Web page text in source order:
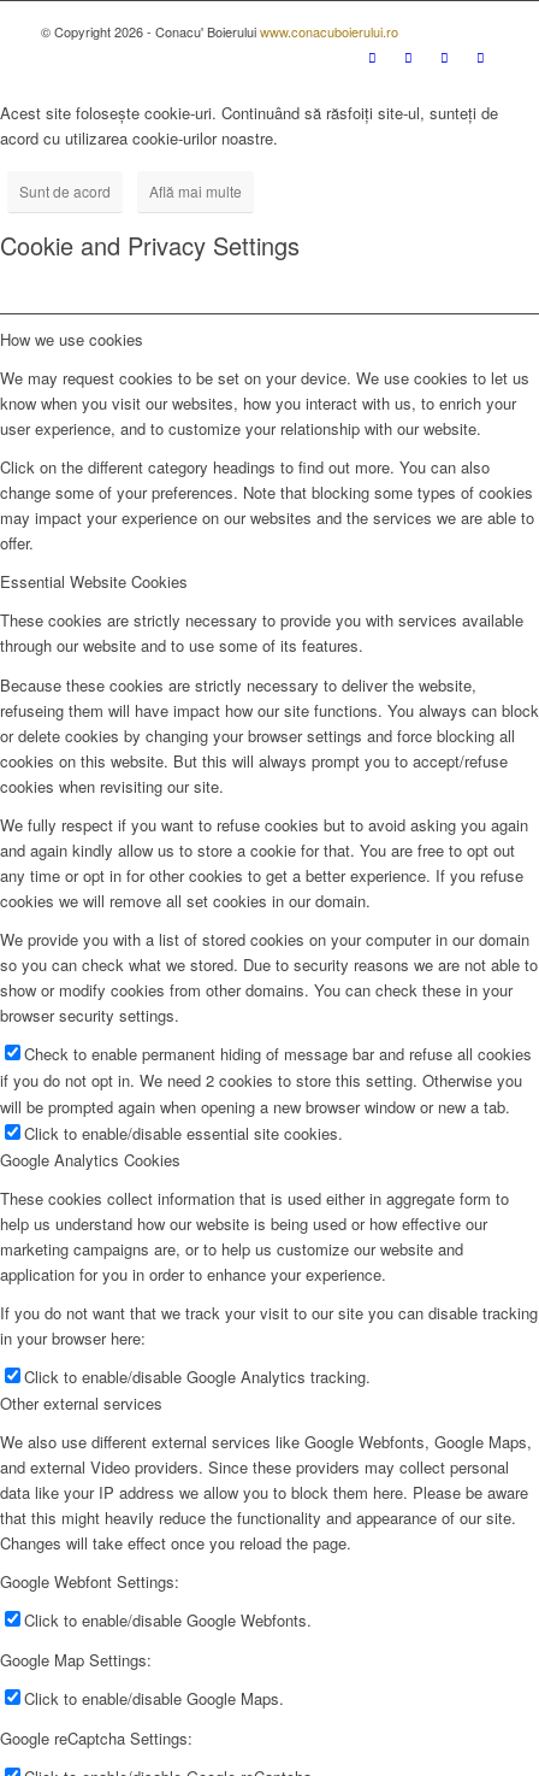
© Copyright 2026 - Conacu' Boieruluiwww.conacuboierului.ro
Acest site folosește cookie-uri. Continuând să răsfoiți site-ul, sunteți de
acord cu utilizarea cookie-urilor noastre.
Sunt de acord Află mai multe
Cookie and Privacy Settings
How we use cookies
We may request cookies to be set on your device. We use cookies to let us
know when you visit our websites, how you interact with us, to enrich your
user experience, and to customize your relationship with our website.
Click on the different category headings to find out more. You can also
change some of your preferences. Note that blocking some types of cookies
may impact your experience on our websites and the services we are able to
offer.
Essential Website Cookies
These cookies are strictly necessary to provide you with services available
through our website and to use some of its features.
Because these cookies are strictly necessary to deliver the website,
refuseing them will have impact how our site functions. You always can block
or delete cookies by changing your browser settings and force blocking all
cookies on this website. But this will always prompt you to accept/refuse
cookies when revisiting our site.
We fully respect if you want to refuse cookies but to avoid asking you again
and again kindly allow us to store a cookie for that. You are free to opt out
any time or opt in for other cookies to get a better experience. If you refuse
cookies we will remove all set cookies in our domain.
We provide you with a list of stored cookies on your computer in our domain
so you can check what we stored. Due to security reasons we are not able to
show or modify cookies from other domains. You can check these in your
browser security settings.
Check to enable permanent hiding of message bar and refuse all cookies
if you do not opt in. We need 2 cookies to store this setting. Otherwise you
will be prompted again when opening a new browser window or new a tab.
Click to enable/disable essential site cookies.
Google Analytics Cookies
These cookies collect information that is used either in aggregate form to
help us understand how our website is being used or how effective our
marketing campaigns are, or to help us customize our website and
application for you in order to enhance your experience.
If you do not want that we track your visit to our site you can disable tracking
in your browser here:
Click to enable/disable Google Analytics tracking.
Other external services
We also use different external services like Google Webfonts, Google Maps,
and external Video providers. Since these providers may collect personal
data like your IP address we allow you to block them here. Please be aware
that this might heavily reduce the functionality and appearance of our site.
Changes will take effect once you reload the page.
Google Webfont Settings:
Click to enable/disable Google Webfonts.
Google Map Settings:
Click to enable/disable Google Maps.
Google reCaptcha Settings: